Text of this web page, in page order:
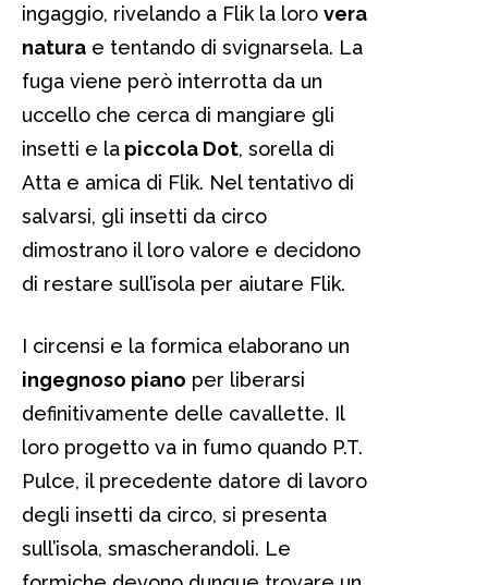
ingaggio, rivelando a Flik la loro vera
natura e tentando di svignarsela. La
fuga viene però interrotta da un
uccello che cerca di mangiare gli
insetti e la piccola Dot, sorella di
Atta e amica di Flik. Nel tentativo di
salvarsi, gli insetti da circo
dimostrano il loro valore e decidono
di restare sull’isola per aiutare Flik.
I circensi e la formica elaborano un
ingegnoso piano per liberarsi
definitivamente delle cavallette. Il
loro progetto va in fumo quando P.T.
Pulce, il precedente datore di lavoro
degli insetti da circo, si presenta
sull’isola, smascherandoli. Le